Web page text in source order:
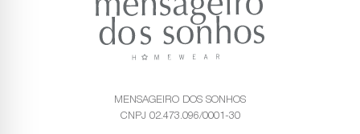
MENSAGEIRO DOS SONHOS
CNPJ 02.473.096/0001-30